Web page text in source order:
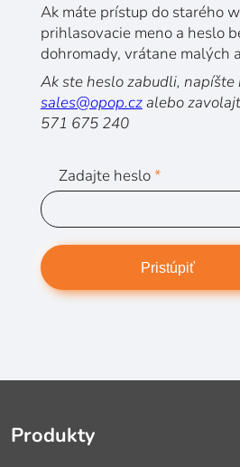
Ak máte prístup do starého
prihlasovacie meno a heslo
dohromady, vrátane malých
Ak ste heslo zabudli, napíšte
sales@opop.czalebo
571 675 240
Zadajte heslo
Produkty